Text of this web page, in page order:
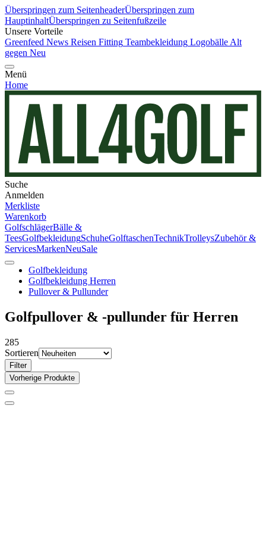
Überspringen zum SeitenheaderÜberspringen zum
HauptinhaltÜberspringen zu Seitenfußzeile
Unsere Vorteile
Greenfeed News Reisen Fitting Teambekleidung Logobälle Alt
gegen Neu
Menü
Home
Suche
Anmelden
Merkliste
Warenkorb
GolfschlägerBälle &
TeesGolfbekleidungSchuheGolftaschenTechnikTrolleysZubehör &
ServicesMarkenNeuSale
Golfbekleidung
Golfbekleidung Herren
Pullover & Pullunder
Golfpullover & -pullunder für Herren
285
Sortieren
Filter
Vorherige Produkte